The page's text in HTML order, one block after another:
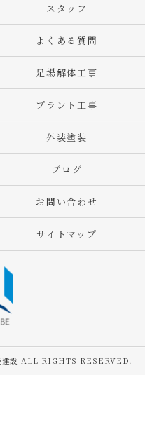
スタッフ
よくある質問
足場解体工事
プラント工事
外装塗装
ブログ
お問い合わせ
サイトマップ
建設 ALL RIGHTS RESERVED.